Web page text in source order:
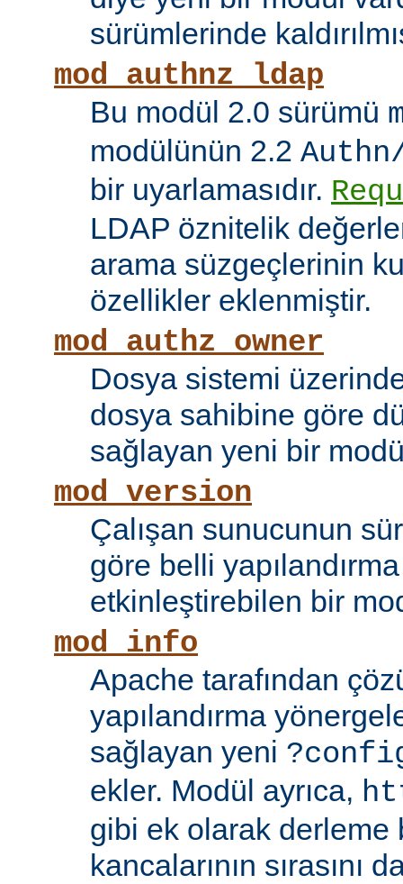
sürümlerinde
mod_authnz_ldap
Bu modül 2.0 sürümü
modülünün 2.2
bir uyarlamasıdır.
LDAP öznitelik
arama süzgeçlerinin
özellikler eklenmiştir.
mod_authz_owner
Dosya sistemi
dosya sahibine göre
sağlayan yeni bir
mod_version
Çalışan sunucunun
göre belli yapılandırma
etkinleştirebilen bir
mod_info
Apache tarafından
yapılandırma
sağlayan yeni
ekler. Modül ayrıca,
gibi ek olarak derleme
kancalarının sırasını